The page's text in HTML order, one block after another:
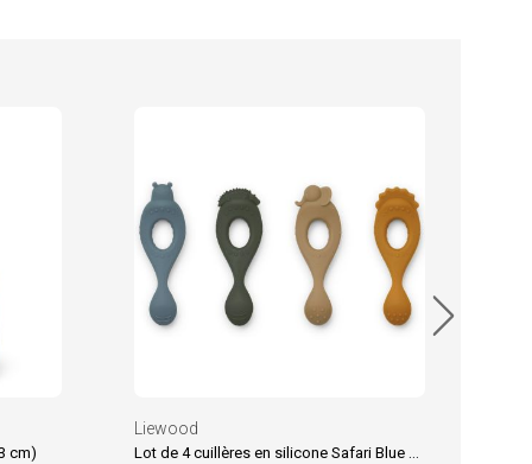
cm)
Liewood
Lot de 4 cuillères en silicone Safari Blue Multi Mix